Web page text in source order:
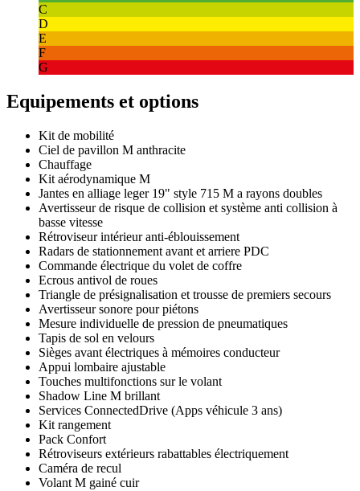
C
D
E
F
G
Equipements et options
Kit de mobilité
Ciel de pavillon M anthracite
Chauffage
Kit aérodynamique M
Jantes en alliage leger 19" style 715 M a rayons doubles
Avertisseur de risque de collision et système anti collision à
basse vitesse
Rétroviseur intérieur anti-éblouissement
Radars de stationnement avant et arriere PDC
Commande électrique du volet de coffre
Ecrous antivol de roues
Triangle de présignalisation et trousse de premiers secours
Avertisseur sonore pour piétons
Mesure individuelle de pression de pneumatiques
Tapis de sol en velours
Sièges avant électriques à mémoires conducteur
Appui lombaire ajustable
Touches multifonctions sur le volant
Shadow Line M brillant
Services ConnectedDrive (Apps véhicule 3 ans)
Kit rangement
Pack Confort
Rétroviseurs extérieurs rabattables électriquement
Caméra de recul
Volant M gainé cuir